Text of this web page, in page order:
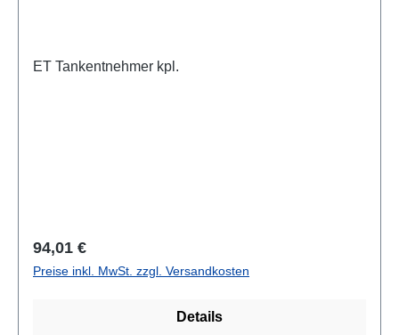
ET Tankentnehmer kpl.
Regulärer Preis:
94,01 €
Preise inkl. MwSt. zzgl. Versandkosten
Details